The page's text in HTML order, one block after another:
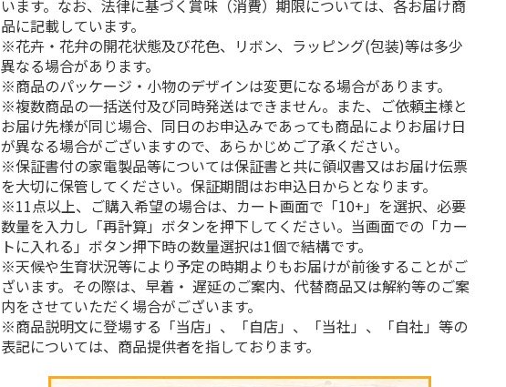
います。なお、法律に基づく賞味（消費）期限については、各お届け商
品に記載しています。
※花卉・花弁の開花状態及び花色、リボン、ラッピング(包装)等は多少
異なる場合があります。
※商品のパッケージ・小物のデザインは変更になる場合があります。
※複数商品の一括送付及び同時発送はできません。また、ご依頼主様と
お届け先様が同じ場合、同日のお申込みであっても商品によりお届け日
が異なる場合がございますので、あらかじめご了承ください。
※保証書付の家電製品等については保証書と共に領収書又はお届け伝票
を大切に保管してください。保証期間はお申込日からとなります。
※11点以上、ご購入希望の場合は、カート画面で「10+」を選択、必要
数量を入力し「再計算」ボタンを押下してください。当画面での「カー
トに入れる」ボタン押下時の数量選択は1個で結構です。
※天候や生育状況等により予定の時期よりもお届けが前後することがご
ざいます。その際は、早着・ 遅延のご案内、代替商品又は解約等のご案
内をさせていただく場合がございます。
※商品説明文に登場する「当店」、「自店」、「当社」、「自社」等の
表記については、商品提供者を指しております。